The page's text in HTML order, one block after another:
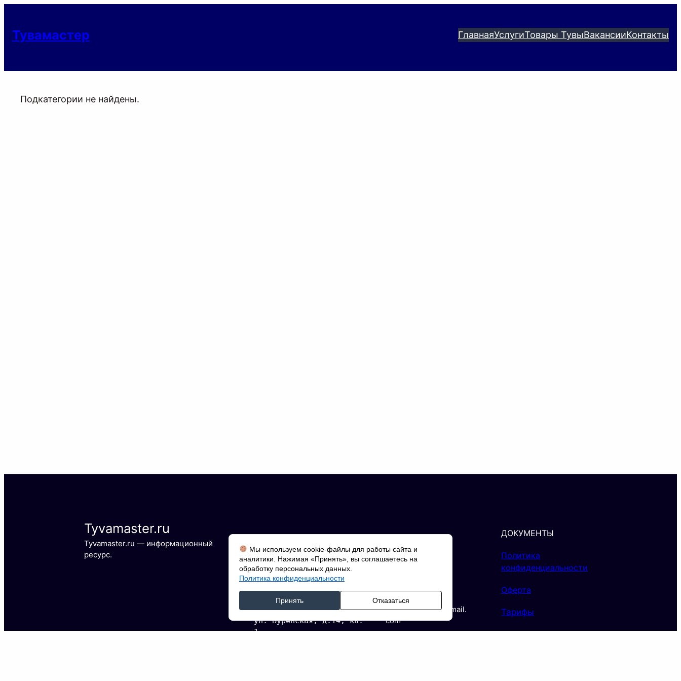
Тувамастер ГлавнаяУслугиТовары ТувыВакансииКонтакты
Подкатегории не найдены.
Tyvamaster.ru
Tyvamaster.ru — информационный
ресурс.
Мы используем cookie-файлы для работы сайта и
аналитики. Нажимая «Принять», вы соглашаетесь на
обработку персональных данных.
Политика конфиденциальности
Принять Отказаться
ИНФОРМАЦИЯ
ИП С. Б. М.
326170000016510
Адрес: 667000, г. Кызыл,
ул. Буренская, д.14, кв.
1.
КОНТАКТЫ
Email:
tyvacommerce@gmail.
com
ДОКУМЕНТЫ
Политика
конфиденциальности
Оферта
Тарифы